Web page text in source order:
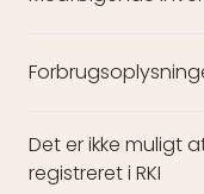
Det er ikke muligt
registreret i RKI